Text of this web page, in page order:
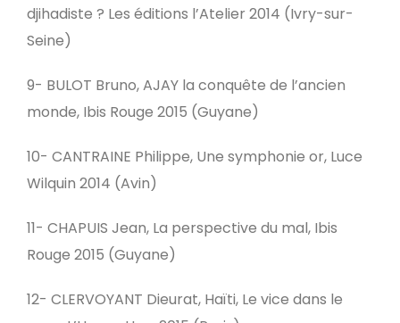
djihadiste ? Les éditions l’Atelier 2014 (Ivry-sur-
Seine)
9- BULOT Bruno, AJAY la conquête de l’ancien
monde, Ibis Rouge 2015 (Guyane)
10- CANTRAINE Philippe, Une symphonie or, Luce
Wilquin 2014 (Avin)
11- CHAPUIS Jean, La perspective du mal, Ibis
Rouge 2015 (Guyane)
12- CLERVOYANT Dieurat, Haïti, Le vice dans le